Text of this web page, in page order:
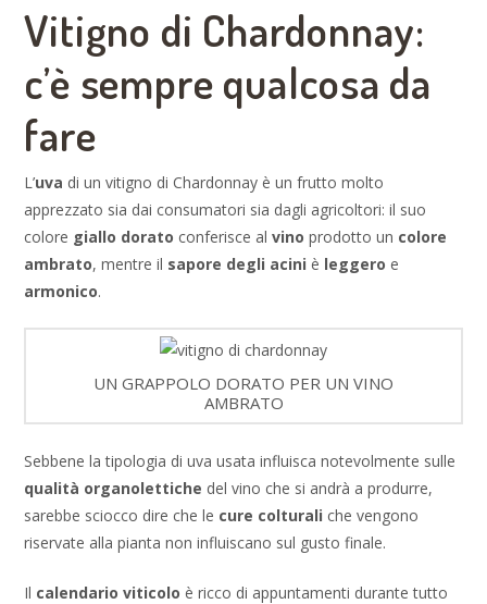
Vitigno di Chardonnay:
c’è sempre qualcosa da
fare
L’uva di un vitigno di Chardonnay è un frutto molto
apprezzato sia dai consumatori sia dagli agricoltori: il suo
colore giallo dorato conferisce alvino prodotto un colore
ambrato, mentre il sapore degli acini è leggero e
armonico.
UN GRAPPOLO DORATO PER UN VINO
AMBRATO
Sebbene la tipologia di uva usata influisca notevolmente sulle
qualità organolettiche del vino che si andrà a produrre,
sarebbe sciocco dire che le cure colturali che vengono
riservate alla pianta non influiscano sul gusto finale.
Il calendario viticolo è ricco di appuntamenti durante tutto